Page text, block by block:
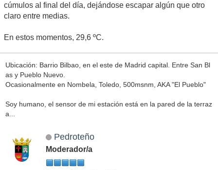
cúmulos al final del día, dejándose escapar algún que otro
claro entre medias.
En estos momentos, 29,6 ºC.
Ubicación: Barrio Bilbao, en el este de Madrid capital. Entre San Bl
as y Pueblo Nuevo.
Ocasionalmente en Nombela, Toledo, 500msnm, AKA "El Pueblo"
Soy humano, el sensor de mi estación está en la pared de la terraz
a...
Pedroteño
Moderador/a